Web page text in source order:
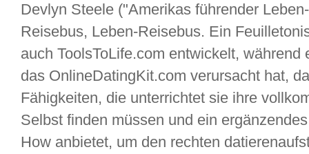
Devlyn Steele ("Amerikas führender
Reisebus, Leben-Reisebus. Ein
auch ToolsToLife.com entwickelt,
das OnlineDatingKit.com verursacht hat,
Fähigkeiten, die unterrichtet sie ihre
Selbst finden müssen und ein
How anbietet, um den rechten